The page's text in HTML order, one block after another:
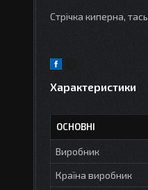
Стрічка киперна,
Характеристики
ОСНОВНІ
Виробник
Країна виробник